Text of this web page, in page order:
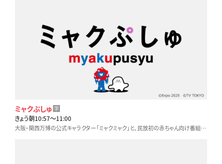
ミャクぷしゅ 字
きょう朝10:57〜11:00
大阪・関西万博の公式キャラクター「ミャクミャク」と、民放初の赤ちゃん向け番組「シナぷしゅ」のコラボレーション特番。全世代が楽しめる歌やアニメなど盛りだくさん！